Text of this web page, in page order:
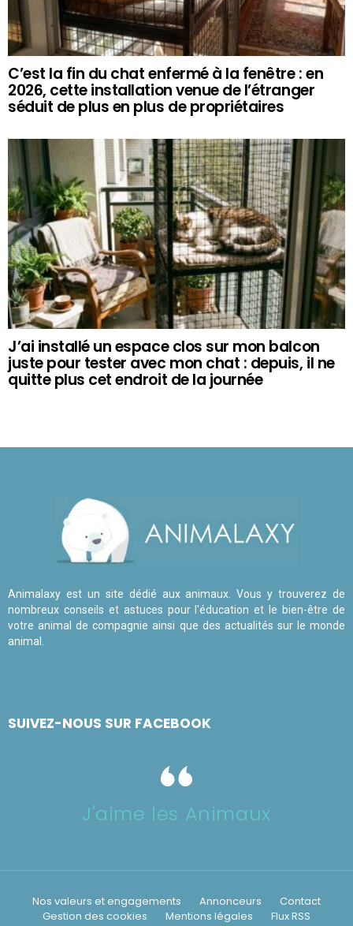
C’est la fin du chat enfermé à la fenêtre : en
2026, cette installation venue de l’étranger
séduit de plus en plus de propriétaires
J’ai installé un espace clos sur mon balcon
juste pour tester avec mon chat : depuis, il ne
quitte plus cet endroit de la journée
Animalaxy est un site dédié aux animaux. Vous y trouverez de
nombreux conseils et astuces pour l'éducation et le bien-être de
votre animal de compagnie ainsi que des actualités sur le monde
animal.
SUIVEZ-NOUS SUR FACEBOOK
J'aime les Animaux
Nos valeurs et engagements Annonceurs
Contact
Gestion des cookies
Mentions légales Flux RSS